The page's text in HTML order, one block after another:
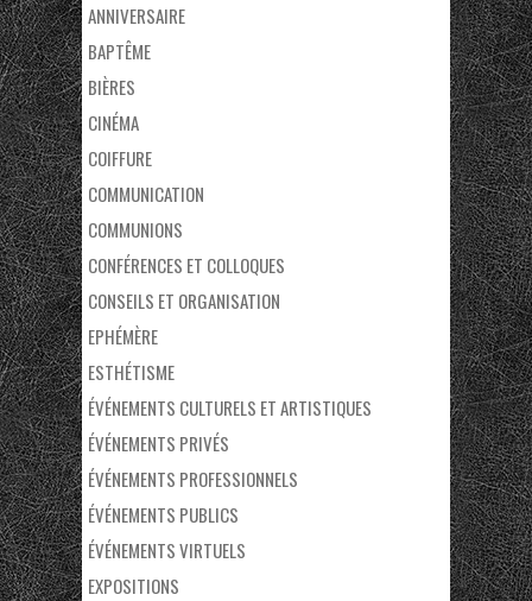
ANNIVERSAIRE
BAPTÊME
BIÈRES
CINÉMA
COIFFURE
COMMUNICATION
COMMUNIONS
CONFÉRENCES ET COLLOQUES
CONSEILS ET ORGANISATION
EPHÉMÈRE
ESTHÉTISME
ÉVÉNEMENTS CULTURELS ET ARTISTIQUES
ÉVÉNEMENTS PRIVÉS
ÉVÉNEMENTS PROFESSIONNELS
ÉVÉNEMENTS PUBLICS
ÉVÉNEMENTS VIRTUELS
EXPOSITIONS